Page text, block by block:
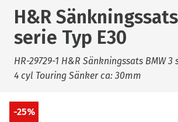
H&R
serie Typ E30
HR-29729-1 H&R Sänkningssats BMW 3
4 cyl Touring Sänker ca: 30mm
25%